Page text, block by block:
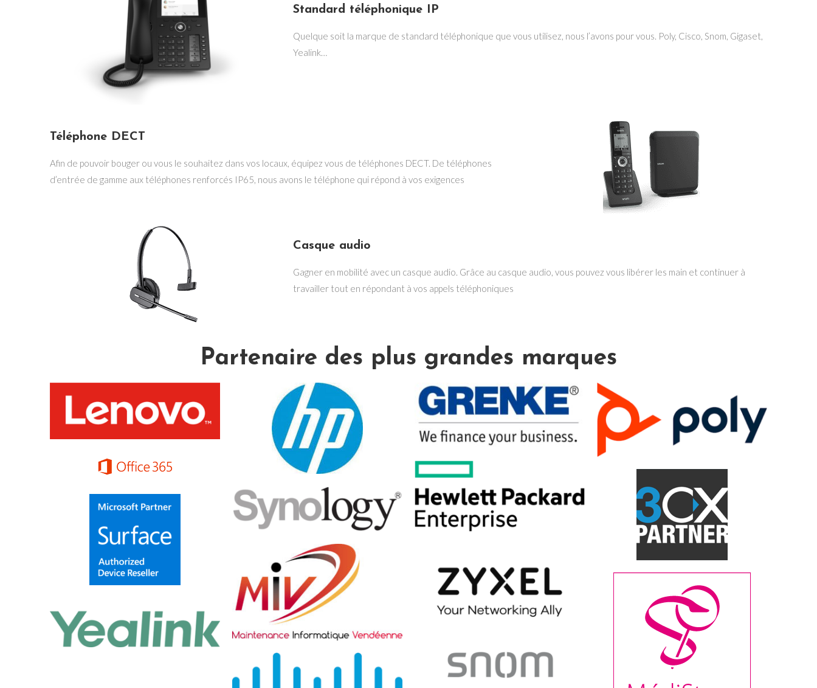
Standard téléphonique IP
Quelque soit la marque de standard téléphonique que vous utilisez, nous l’avons pour vous. Poly, Cisco, Snom, Gigaset,
Yealink…
Téléphone DECT
Afin de pouvoir bouger ou vous le souhaitez dans vos locaux, équipez vous de téléphones DECT. De téléphones
d’entrée de gamme aux téléphones renforcés IP65, nous avons le téléphone qui répond à vos exigences
Casque audio
Gagner en mobilité avec un casque audio. Grâce au casque audio, vous pouvez vous libérer les main et continuer à
travailler tout en répondant à vos appels téléphoniques
Partenaire des plus grandes marques